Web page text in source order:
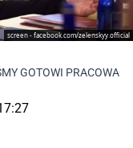
screen - facebook.com/zelenskyy.official
GOTOWI